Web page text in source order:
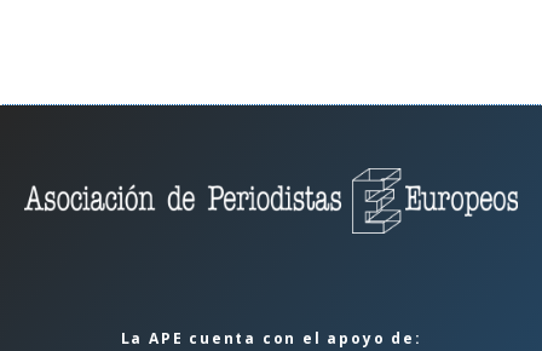
La APE cuenta con el apoyo de: